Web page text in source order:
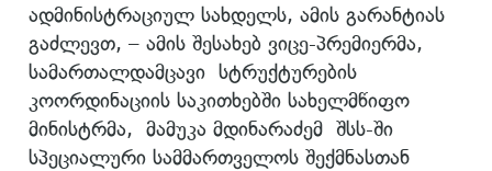
ადმინისტრაციულ სახდელს, ამის გარანტიას
გაძლევთ, – ამის შესახებ ვიცე-პრემიერმა,
სამართალდამცავი სტრუქტურების
კოორდინაციის საკითხებში სახელმწიფო
მინისტრმა, მამუკა მდინარაძემ შსს-ში
სპეციალური სამმართველოს შექმნასთან